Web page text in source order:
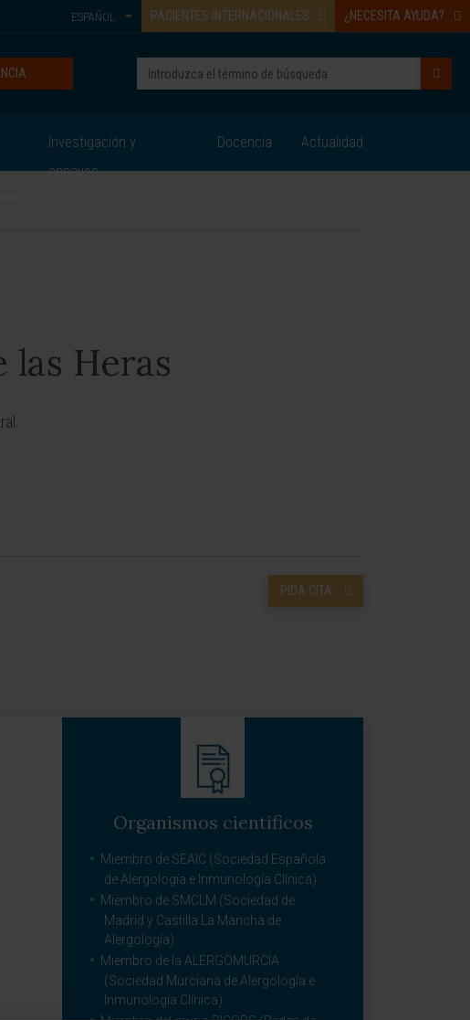
PACIENTES INTERNACIONALES ¿NECESITA AYUDA?
ESPAÑOL
Investigación y
ensayos
Docencia Actualidad
las Heras
PIDA CITA
Organismos científicos
Miembro de SEAIC (Sociedad Española
de Alergología e Inmunología Clínica).
Miembro de SMCLM (Sociedad de
Madrid y Castilla La Mancha de
Alergología).
Miembro de la ALERGOMURCIA
(Sociedad Murciana de Alergología e
Inmunología Clínica).